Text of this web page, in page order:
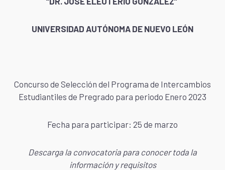
UNIVERSIDAD AUTÓNOMA DE NUEVO LEÓN
Concurso de Selección del Programa de Intercambios
Estudiantiles de Pregrado para periodo Enero 2023
Fecha para participar: 25 de marzo
Descarga la convocatoria para conocer toda la
información y requisitos